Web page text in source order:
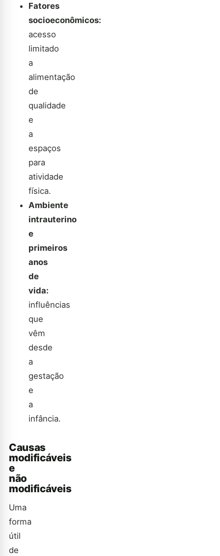
Fatores
socioeconômicos:
acesso
limitado
a
alimentação
de
qualidade
e
a
espaços
para
atividade
física.
Ambiente
intrauterino
e
primeiros
anos
de
vida:
influências
que
vêm
desde
a
gestação
e
a
infância.
Causas
modificáveis
e
não
modificáveis
Uma
forma
útil
de